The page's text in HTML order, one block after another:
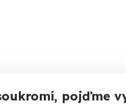
pojďme